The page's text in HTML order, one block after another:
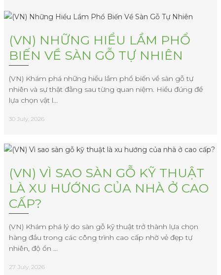
(VN) NHỮNG HIỂU LẦM PHỔ
BIẾN VỀ SÀN GỖ TỰ NHIÊN
(VN) Khám phá những hiểu lầm phổ biến về sàn gỗ tự
nhiên và sự thật đằng sau từng quan niệm. Hiểu đúng để
lựa chọn vật l...
30 July, 2026
(VN) VÌ SAO SÀN GỖ KỸ THUẬT
LÀ XU HƯỚNG CỦA NHÀ Ở CAO
CẤP?
(VN) Khám phá lý do sàn gỗ kỹ thuật trở thành lựa chọn
hàng đầu trong các công trình cao cấp nhờ vẻ đẹp tự
nhiên, độ ổn ...
27 July, 2026